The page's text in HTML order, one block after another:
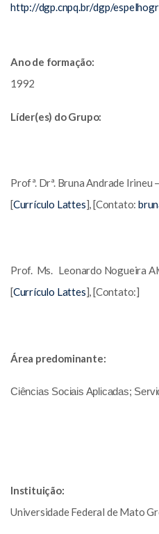
http://dgp.cnpq.br/dgp/
Ano de formação:
1992
Líder(es) do Grupo:
Profª. Drª. Bruna Andrade Irineu –
[Currículo Lattes], [Contato:
Prof. Ms. Leonardo Nogueira
[Currículo Lattes], [Contato:]
Área predominante:
Ciências Sociais Aplicadas;
Instituição:
Universidade Federal de Mato